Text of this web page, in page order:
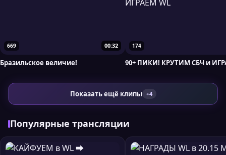
00:32
669
Бразильское величие!
174
90+ ПИКИ! КРУТИМ СБЧ и
Показать ещё клипы +4
Популярные трансляции